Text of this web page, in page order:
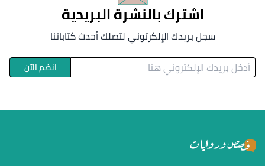
اشترك بالنشرة البريدية
سجل بريدك الإلكرتوني لتصلك أحدث كتاباتنا
انضم الآن